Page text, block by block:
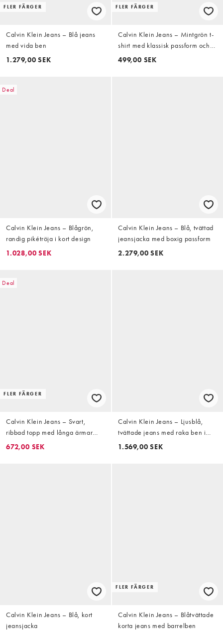
FLER FÄRGER
Calvin Klein Jeans – Blå jeans
med vida ben
1.279,00 SEK
FLER FÄRGER
Calvin Klein Jeans – Mintgrön t-
shirt med klassisk passform och
vävt märke
499,00 SEK
Deal
Calvin Klein Jeans – Blågrön,
randig pikétröja i kort design
1.028,00 SEK
Calvin Klein Jeans – Blå, tvättad
jeansjacka med boxig passform
2.279,00 SEK
Deal
FLER FÄRGER
Calvin Klein Jeans – Svart,
ribbad topp med långa ärmar
och knäppning framtill
672,00 SEK
Calvin Klein Jeans – Ljusblå,
tvättade jeans med raka ben i
90-talsstil
1.569,00 SEK
Calvin Klein Jeans – Blå, kort
jeansjacka
FLER FÄRGER
Calvin Klein Jeans – Blåtvättade
korta jeans med barrelben